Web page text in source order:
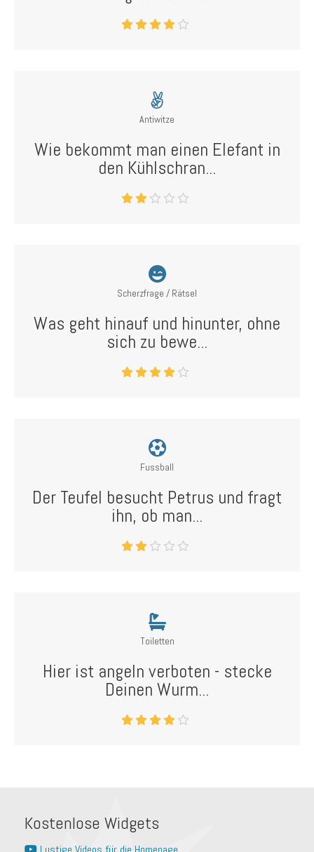
Antiwitze
Wie bekommt man einen Elefant in
den Kühlschran...
Scherzfrage / Rätsel
Was geht hinauf und hinunter, ohne
sich zu bewe...
Fussball
Der Teufel besucht Petrus und fragt
ihn, ob man...
Toiletten
Hier ist angeln verboten - stecke
Deinen Wurm...
Kostenlose Widgets